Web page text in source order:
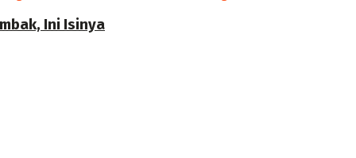
Ini Isinya